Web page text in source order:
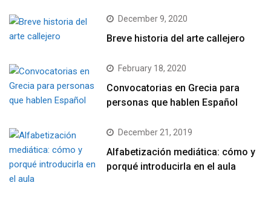
December 9, 2020
Breve historia del arte callejero
February 18, 2020
Convocatorias en Grecia para
personas que hablen Español
December 21, 2019
Alfabetización mediática: cómo y
porqué introducirla en el aula